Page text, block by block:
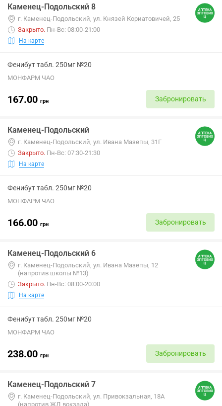
Каменец-Подольский 8
г. Каменец-Подольский, ул. Князей Кориатовичей, 25
Закрыто. Пн-Вс: 08:00-21:00
На карте
Фенибут табл. 250мг №20
МОНФАРМ ЧАО
167.00 грн Забронировать
Каменец-Подольский
г. Каменец-Подольский, ул. Ивана Мазепы, 31Г
Закрыто. Пн-Вс: 07:30-21:30
На карте
Фенибут табл. 250мг №20
МОНФАРМ ЧАО
166.00 грн Забронировать
Каменец-Подольский 6
г. Каменец-Подольский, ул. Ивана Мазепы, 12
(напротив школы №13)
Закрыто. Пн-Вс: 08:00-20:00
На карте
Фенибут табл. 250мг №20
МОНФАРМ ЧАО
238.00 грн Забронировать
Каменец-Подольский 7
г. Каменец-Подольский, ул. Привокзальная, 18А
(напротив ЖД вокзала)